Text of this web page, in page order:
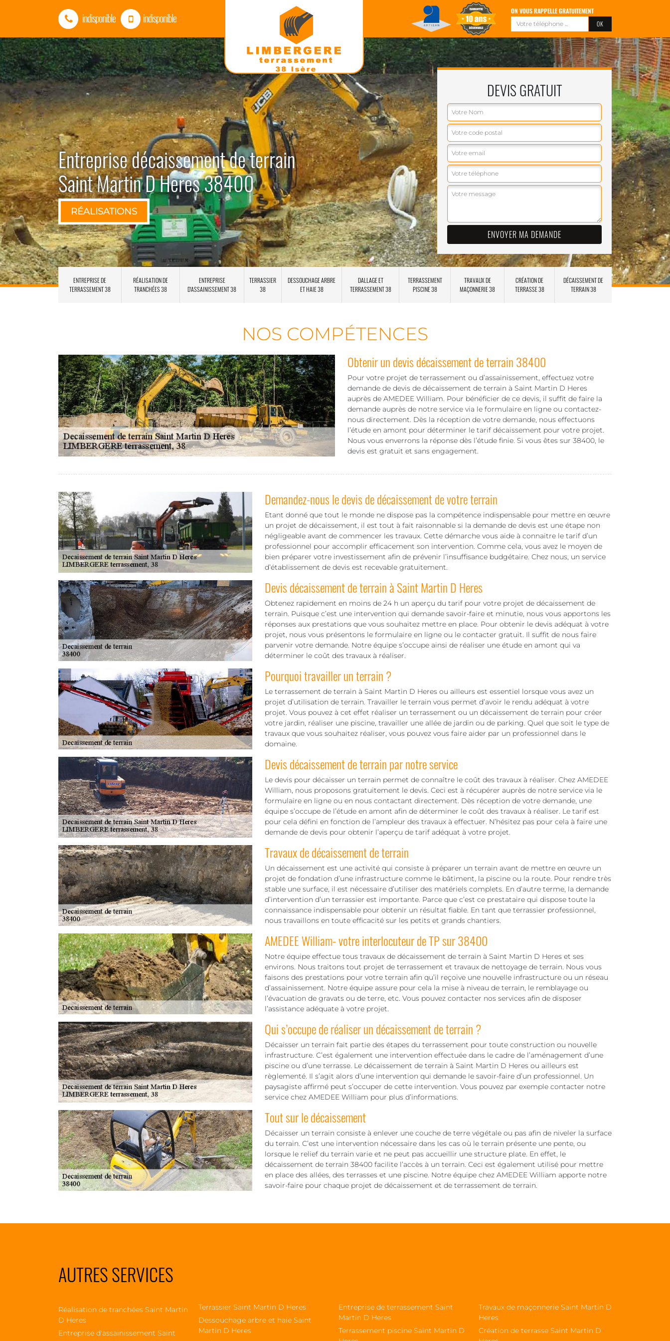
indisponible indisponible ON VOUS RAPPELLE GRATUITEMENT
Entreprise décaissement de terrain
Saint Martin D Heres 38400
RÉALISATIONS
DEVIS GRATUIT
ENTREPRISE DE
TERRASSEMENT 38
RÉALISATION DE
TRANCHÉES 38
ENTREPRISE
D'ASSAINISSEMENT 38
TERRASSIER
38
DESSOUCHAGE ARBRE
ET HAIE 38
DALLAGE ET
TERRASSEMENT 38
TERRASSEMENT
PISCINE 38
TRAVAUX DE
MAÇONNERIE 38
CRÉATION DE
TERRASSE 38
DÉCAISSEMENT DE
TERRAIN 38
NOS COMPÉTENCES
Obtenir un devis décaissement de terrain 38400
Pour votre projet de terrassement ou d’assainissement, effectuez votre
demande de devis de décaissement de terrain à Saint Martin D Heres
auprès de AMEDEE William. Pour bénéficier de ce devis, il suffit de faire la
demande auprès de notre service via le formulaire en ligne ou contactez-
nous directement. Dès la réception de votre demande, nous effectuons
l’étude en amont pour déterminer le tarif décaissement pour votre projet.
Nous vous enverrons la réponse dès l’étude finie. Si vous êtes sur 38400, le
devis est gratuit et sans engagement.
Demandez-nous le devis de décaissement de votre terrain
Etant donné que tout le monde ne dispose pas la compétence indispensable pour mettre en œuvre
un projet de décaissement, il est tout à fait raisonnable si la demande de devis est une étape non
négligeable avant de commencer les travaux. Cette démarche vous aide à connaitre le tarif d’un
professionnel pour accomplir efficacement son intervention. Comme cela, vous avez le moyen de
bien préparer votre investissement afin de prévenir l’insuffisance budgétaire. Chez nous, un service
d’établissement de devis est recevable gratuitement.
Devis décaissement de terrain à Saint Martin D Heres
Obtenez rapidement en moins de 24 h un aperçu du tarif pour votre projet de décaissement de
terrain. Puisque c’est une intervention qui demande savoir-faire et minutie, nous vous apportons les
réponses aux prestations que vous souhaitez mettre en place. Pour obtenir le devis adéquat à votre
projet, nous vous présentons le formulaire en ligne ou le contacter gratuit. Il suffit de nous faire
parvenir votre demande. Notre équipe s’occupe ainsi de réaliser une étude en amont qui va
déterminer le coût des travaux à réaliser.
Pourquoi travailler un terrain ?
Le terrassement de terrain à Saint Martin D Heres ou ailleurs est essentiel lorsque vous avez un
projet d’utilisation de terrain. Travailler le terrain vous permet d’avoir le rendu adéquat à votre
projet. Vous pouvez à cet effet réaliser un terrassement ou un décaissement de terrain pour créer
votre jardin, réaliser une piscine, travailler une allée de jardin ou de parking. Quel que soit le type de
travaux que vous souhaitez réaliser, vous pouvez vous faire aider par un professionnel dans le
domaine.
Devis décaissement de terrain par notre service
Le devis pour décaisser un terrain permet de connaître le coût des travaux à réaliser. Chez AMEDEE
William, nous proposons gratuitement le devis. Ceci est à récupérer auprès de notre service via le
formulaire en ligne ou en nous contactant directement. Dès réception de votre demande, une
équipe s’occupe de l’étude en amont afin de déterminer le coût des travaux à réaliser. Le tarif est
pour cela défini en fonction de l’ampleur des travaux à effectuer. N’hésitez pas pour cela à faire une
demande de devis pour obtenir l’aperçu de tarif adéquat à votre projet.
Travaux de décaissement de terrain
Un décaissement est une activité qui consiste à préparer un terrain avant de mettre en œuvre un
projet de fondation d’une infrastructure comme le bâtiment, la piscine ou la route. Pour rendre très
stable une surface, il est nécessaire d’utiliser des matériels complets. En d’autre terme, la demande
d’intervention d’un terrassier est importante. Parce que c’est ce prestataire qui dispose toute la
connaissance indispensable pour obtenir un résultat fiable. En tant que terrassier professionnel,
nous travaillons en toute efficacité sur les petits et grands chantiers.
AMEDEE William- votre interlocuteur de TP sur 38400
Notre équipe effectue tous travaux de décaissement de terrain à Saint Martin D Heres et ses
environs. Nous traitons tout projet de terrassement et travaux de nettoyage de terrain. Nous vous
faisons des prestations pour votre terrain afin qu’il reçoive une nouvelle infrastructure ou un réseau
d’assainissement. Notre équipe assure pour cela la mise à niveau de terrain, le remblayage ou
l’évacuation de gravats ou de terre, etc. Vous pouvez contacter nos services afin de disposer
l’assistance adéquate à votre projet.
Qui s’occupe de réaliser un décaissement de terrain ?
Décaisser un terrain fait partie des étapes du terrassement pour toute construction ou nouvelle
infrastructure. C’est également une intervention effectuée dans le cadre de l’aménagement d’une
piscine ou d’une terrasse. Le décaissement de terrain à Saint Martin D Heres ou ailleurs est
règlementé. Il s’agit alors d’une intervention qui demande le savoir-faire d’un professionnel. Un
paysagiste affirmé peut s’occuper de cette intervention. Vous pouvez par exemple contacter notre
service chez AMEDEE William pour plus d’informations.
Tout sur le décaissement
Décaisser un terrain consiste à enlever une couche de terre végétale ou pas afin de niveler la surface
du terrain. C’est une intervention nécessaire dans les cas où le terrain présente une pente, ou
lorsque le relief du terrain varie et ne peut pas accueillir une structure plate. En effet, le
décaissement de terrain 38400 facilite l’accès à un terrain. Ceci est également utilisé pour mettre
en place des allées, des terrasses et une piscine. Notre équipe chez AMEDEE William apporte notre
savoir-faire pour chaque projet de décaissement et de terrassement de terrain.
AUTRES SERVICES
Réalisation de tranchées Saint Martin
D Heres
Entreprise d'assainissement Saint
Terrassier Saint Martin D Heres
Dessouchage arbre et haie Saint
Martin D Heres
Entreprise de terrassement Saint
Martin D Heres
Terrassement piscine Saint Martin D
Travaux de maçonnerie Saint Martin D
Heres
Création de terrasse Saint Martin D